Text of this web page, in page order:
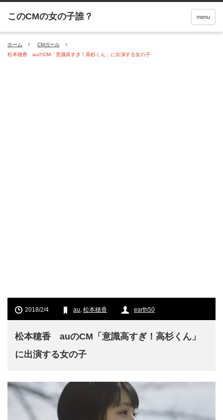
menu
ホーム
CMガール
松本穂香 auのCM「意識高すぎ！高杉くん」に出演する女の子
2018/2/4 au, 松本穂香 earth50
松本穂香 auのCM「意識高すぎ！高杉くん」
に出演する女の子